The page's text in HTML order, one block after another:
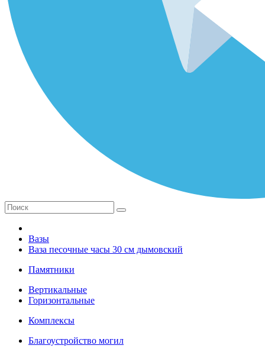
Вазы
Ваза песочные часы 30 см дымовский
Памятники
Вертикальные
Горизонтальные
Комплексы
Благоустройство могил